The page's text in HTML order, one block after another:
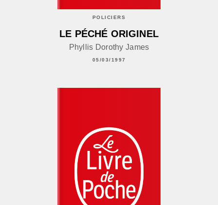
POLICIERS
LE PÉCHÉ ORIGINEL
Phyllis Dorothy James
05/03/1997